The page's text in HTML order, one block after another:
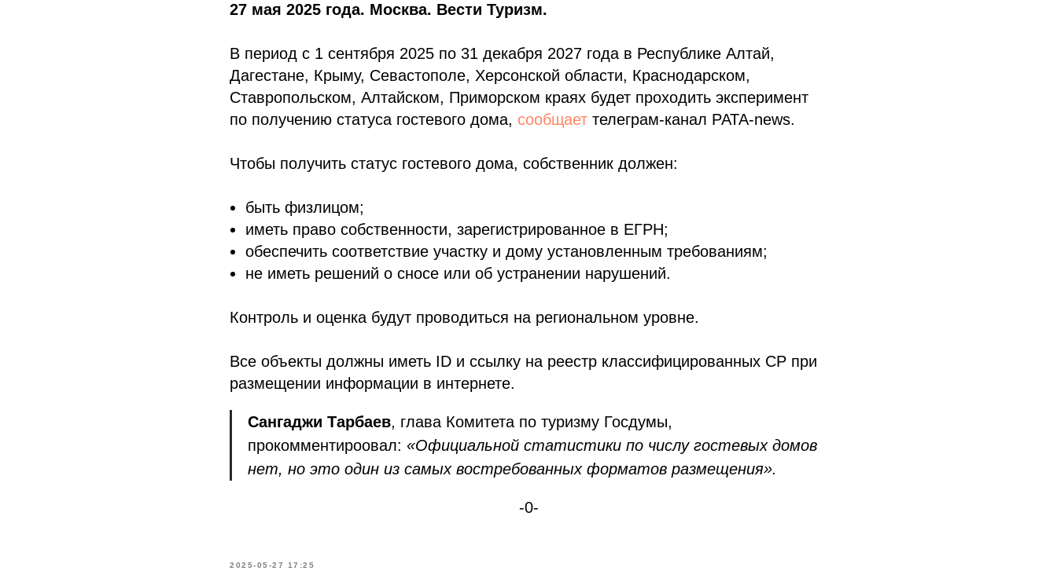
27 мая 2025 года. Москва. Вести Туризм.
В период с 1 сентября 2025 по 31 декабря 2027 года в Республике Алтай,
Дагестане, Крыму, Севастополе, Херсонской области, Краснодарском,
Ставропольском, Алтайском, Приморском краях будет проходить эксперимент
по получению статуса гостевого дома, сообщает телеграм-канал РАТА-news.
Чтобы получить статус гостевого дома, собственник должен:
быть физлицом;
иметь право собственности, зарегистрированное в ЕГРН;
обеспечить соответствие участку и дому установленным требованиям;
не иметь решений о сносе или об устранении нарушений.
Контроль и оценка будут проводиться на региональном уровне.
Все объекты должны иметь ID и ссылку на реестр классифицированных СР при
размещении информации в интернете.
Сангаджи Тарбаев, глава Комитета по туризму Госдумы,
прокомментироовал: «Официальной статистики по числу гостевых домов
нет, но это один из самых востребованных форматов размещения».
-0-
2025-05-27 17:25